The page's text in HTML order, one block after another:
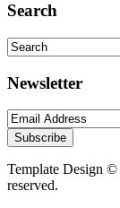
Search
Newsletter
Template Design ©
reserved.